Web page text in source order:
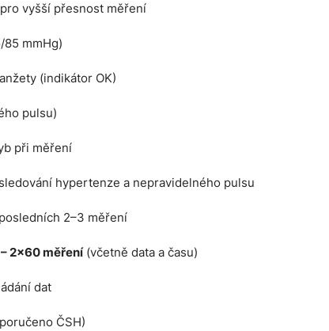
vyšší přesnost měření
mmHg)
(indikátor OK)
pulsu)
při měření
hypertenze a nepravidelného pulsu
2–3 měření
2×60 měření(včetně data a času)
dat
ČSH)